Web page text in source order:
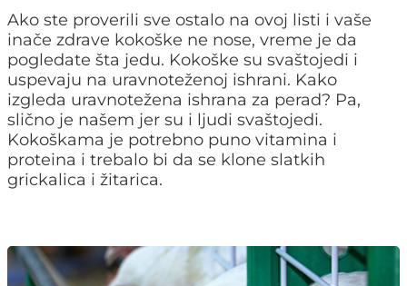
Ako ste proverili sve ostalo na ovoj listi i vaše
inače zdrave kokoške ne nose, vreme je da
pogledate šta jedu. Kokoške su svaštojedi i
uspevaju na uravnoteženoj ishrani. Kako
izgleda uravnotežena ishrana za perad? Pa,
slično je našem jer su i ljudi svaštojedi.
Kokoškama je potrebno puno vitamina i
proteina i trebalo bi da se klone slatkih
grickalica i žitarica.